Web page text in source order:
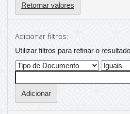
Retornar valores
Adicionar filtros:
Utilizar filtros para refinar o